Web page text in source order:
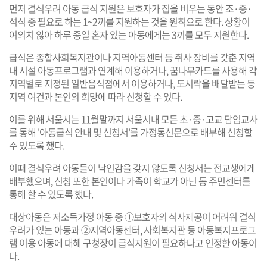
먼저 결식우려 아동 급식 지원은 보호자가 집을 비우는 동안 조·중·
석식 중 필요로 하는 1~2끼를 지원하는 것을 원칙으로 한다. 상황이
여의치 않아 하루 종일 혼자 있는 아동에게는 3끼를 모두 지원한다.
급식은 종합사회복지관이나 지역아동센터 등 취사 장비를 갖춘 지역
내 시설 아동프로그램과 연계해 이용하거나, 꿈나무카드를 사용해 각
지역별로 지정된 일반음식점에서 이용하거나, 도시락을 배달받는 등
지역 여건과 본인의 희망에 따라 신청할 수 있다.
이를 위해 서울시는 11월말까지 서울시내 모든 초·중·고교 담임교사
를 통해 '아동급식 안내 및 신청서'를 가정통신문으로 배부해 신청할
수 있도록 했다.
이때 결식우려 아동들이 낙인감을 갖지 않도록 신청서는 전교생에게
배부했으며, 신청 또한 본인이나 가족이 학교가 아닌 동 주민센터를
통해 할 수 있도록 했다.
대상아동은 저소득가정 아동 중 ①보호자의 식사제공이 어려워 결식
우려가 있는 아동과 ②지역아동센터, 사회복지관 등 아동복지프로그
램 이용 아동에 대해 구청장이 급식지원이 필요하다고 인정한 아동이
다.